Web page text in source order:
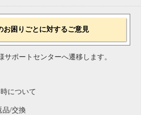
お困りごとに対するご意見
サポートセンターへ遷移します。
について
品/交換